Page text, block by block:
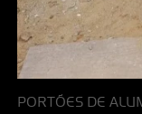
PORTÕES DE